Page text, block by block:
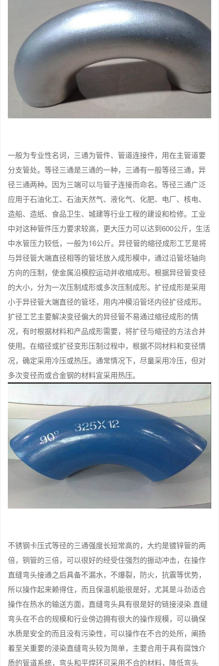
一般为专业性名词，三通为管件、管道连接件，用在主管道要
分支管处。等径三通是三通的一种，三通有一般等径三通，异
径三通两种。因为三端可以与管子连接而命名。等径三通广泛
应用于石油化工、石油天然气、液化气、化肥、电厂、核电、
造船、造纸、食品卫生、城建等行业工程的建设和检修。工业
中对这种管件压力要求较高，更大压力可以达到600公斤，生活
中水管压力较低，一般为16公斤。异径管的缩径成形工艺是将
与异径管大端直径相等的管坯放入成形模中，通过沿管坯轴向
方向的压制，使金属沿模腔运动并收缩成形。根据异径管变径
的大小，分为一次压制成形或多次压制成形。扩径成形是采用
小于异径管大端直径的管坯，用内冲模沿管坯内径扩径成形。
扩径工艺主要解决变径偏大的异径管不易通过缩径成形的情
况，有时根据材料和产品成形需要，将扩径与缩径的方法合并
使用。在缩径或扩径变形压制过程中，根据不同材料和变径情
况，确定采用冷压或热压。通常情况下，尽量采用冷压，但对
多次变径而或合金钢的材料宜采用热压。
不锈钢卡压式等径的三通强度长短常高的，大约是镀锌管的两
倍，铜管的三倍，可以很好的经受住强烈的振动冲击，在操作
直缝弯头接通之后具备不漏水，不爆裂，防火，抗震等优势，
所以操作起来赖得住，而且保温机能很是好，尤其是斗劲适合
操作在热水的输送方面，直缝弯头具有很是好的链接浸染.直缝
弯头在不合的规模和行业傍边拥有很大的操作规模，可以确保
水质是安全的而且没有污染性，可以操作在不合的处所，阐扬
着至关重要的浸染直缝弯头较为简单，主要合用于具有腐蚀介
质的管道系统，弯头和平焊环可采用不合的材料，降低弯头